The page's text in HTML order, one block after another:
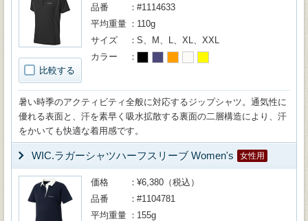
比較する
品番
#1114633
平均重量
110g
サイズ
S、M、L、XL、XXL
カラー
暑い時季のアクティビティ全般に対応するジップシャツ。通気性に
優れる表面と、汗を素早く吸水拡散する裏面の二層構造により、汗
をかいても快適な着用感です。
WIC.ラガーシャツハーフスリーブ Women's 女性用
価格
¥6,380（税込）
品番
#1104781
平均重量
155g